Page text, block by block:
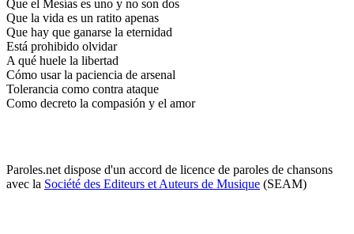
Que el Mesías es uno y no son dos
Que la vida es un ratito apenas
Que hay que ganarse la eternidad
Está prohibido olvidar
A qué huele la libertad
Cómo usar la paciencia de arsenal
Tolerancia como contra ataque
Como decreto la compasión y el amor
Paroles.net dispose d'un accord de licence de paroles de chansons
avec la Société des Editeurs et Auteurs de Musique (SEAM)